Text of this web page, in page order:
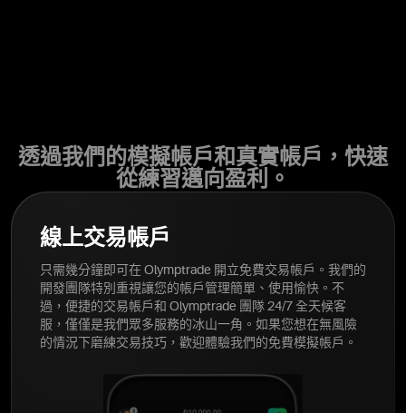
透過我們的模擬帳戶和真實帳戶，快速
從練習邁向盈利。
線上交易帳戶
只需幾分鐘即可在 Olymptrade 開立免費交易帳戶。我們的
開發團隊特別重視讓您的帳戶管理簡單、使用愉快。不
過，便捷的交易帳戶和 Olymptrade 團隊 24/7 全天候客
服，僅僅是我們眾多服務的冰山一角。如果您想在無風險
的情況下磨練交易技巧，歡迎體驗我們的免費模擬帳戶。